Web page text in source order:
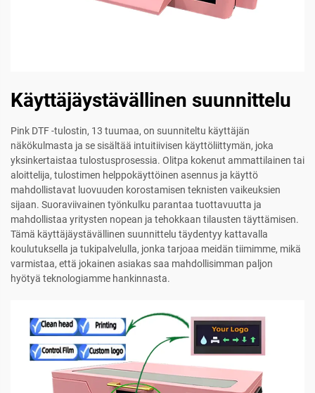
Käyttäjäystävällinen suunnittelu
Pink DTF -tulostin, 13 tuumaa, on suunniteltu käyttäjän
näkökulmasta ja se sisältää intuitiivisen käyttöliittymän, joka
yksinkertaistaa tulostusprosessia. Olitpa kokenut ammattilainen tai
aloittelija, tulostimen helppokäyttöinen asennus ja käyttö
mahdollistavat luovuuden korostamisen teknisten vaikeuksien
sijaan. Suoraviivainen työnkulku parantaa tuottavuutta ja
mahdollistaa yritysten nopean ja tehokkaan tilausten täyttämisen.
Tämä käyttäjäystävällinen suunnittelu täydentyy kattavalla
koulutuksella ja tukipalvelulla, jonka tarjoaa meidän tiimimme, mikä
varmistaa, että jokainen asiakas saa mahdollisimman paljon
hyötyä teknologiamme hankinnasta.